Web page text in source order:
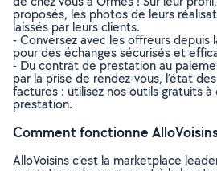
proposés, les photos de leurs
laissés par leurs clients.
- Conversez avec les offreurs depuis
pour des échanges sécurisés et
- Du contrat de prestation au
par la prise de rendez-vous, l’état
factures : utilisez nos outils gratuits
prestation.
Comment fonctionne
AlloVoisins c’est la marketplace